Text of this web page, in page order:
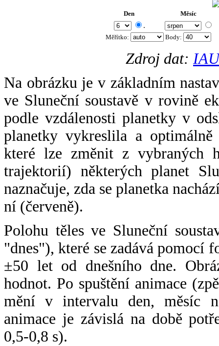
Den Měsíc
.
Měřítko: Body:
Zdroj dat:
Na obrázku je v základním
ve Sluneční soustavě v rovině
podle vzdálenosti planetky v
planetky vykreslila a
které lze změnit z vybraných
trajektorií) některých planet
naznačuje, zda se planetka
ní (červeně).
Polohu těles ve Sluneční
"dnes"), které se zadává pomocí
±50 let od dnešního dne.
hodnot. Po spuštění animace
mění v intervalu den, měsíc
animace je závislá na době
0,5-0,8 s).